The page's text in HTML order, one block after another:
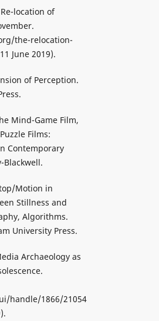
location of
the-relocation-
June 2019).
of Perception.
Mind-Game Film,
Films:
Contemporary
Blackwell.
Motion in
Stillness and
Algorithms.
University Press.
Archaeology as
handle/1866/21054